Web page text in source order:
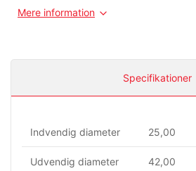
Mere information
Specifikationer
Indvendig diameter 25,00
Udvendig diameter 42,00